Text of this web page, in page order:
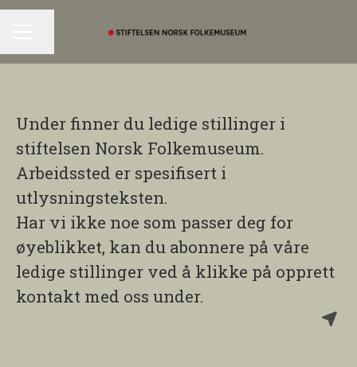
KARRIEREMENY
Under finner du ledige stillinger i
stiftelsen Norsk Folkemuseum.
Arbeidssted er spesifisert i
utlysningsteksten.
Har vi ikke noe som passer deg for
øyeblikket, kan du abonnere på våre
ledige stillinger ved å klikke på opprett
kontakt med oss under.